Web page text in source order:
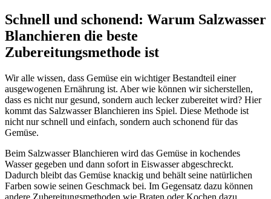
Schnell und schonend: Warum Salzwasser
Blanchieren die beste
Zubereitungsmethode ist
Wir alle wissen, dass Gemüse ein wichtiger Bestandteil einer
ausgewogenen Ernährung ist. Aber wie können wir sicherstellen,
dass es nicht nur gesund, sondern auch lecker zubereitet wird? Hier
kommt das Salzwasser Blanchieren ins Spiel. Diese Methode ist
nicht nur schnell und einfach, sondern auch schonend für das
Gemüse.
Beim Salzwasser Blanchieren wird das Gemüse in kochendes
Wasser gegeben und dann sofort in Eiswasser abgeschreckt.
Dadurch bleibt das Gemüse knackig und behält seine natürlichen
Farben sowie seinen Geschmack bei. Im Gegensatz dazu können